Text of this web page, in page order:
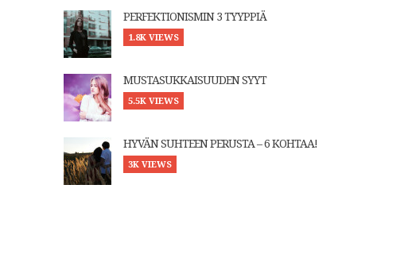
PERFEKTIONISMIN 3 TYYPPIÄ
1.8K VIEWS
MUSTASUKKAISUUDEN SYYT
5.5K VIEWS
HYVÄN SUHTEEN PERUSTA – 6 KOHTAA!
3K VIEWS